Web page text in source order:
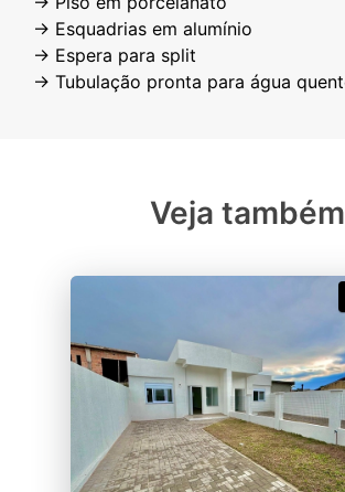
→ Esquadrias em alumínio
→ Espera para split
Veja também